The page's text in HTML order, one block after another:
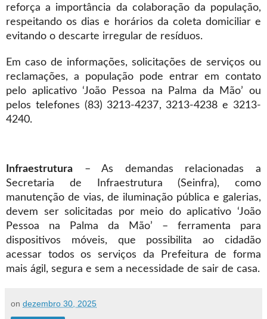
reforça a importância da colaboração da população,
respeitando os dias e horários da coleta domiciliar e
evitando o descarte irregular de resíduos.
Em caso de informações, solicitações de serviços ou
reclamações, a população pode entrar em contato
pelo aplicativo ‘João Pessoa na Palma da Mão’ ou
pelos telefones (83) 3213-4237, 3213-4238 e 3213-
4240.
Infraestrutura – As demandas relacionadas a
Secretaria de Infraestrutura (Seinfra), como
manutenção de vias, de iluminação pública e galerias,
devem ser solicitadas por meio do aplicativo ‘João
Pessoa na Palma da Mão’ – ferramenta para
dispositivos móveis, que possibilita ao cidadão
acessar todos os serviços da Prefeitura de forma
mais ágil, segura e sem a necessidade de sair de casa.
on dezembro 30, 2025